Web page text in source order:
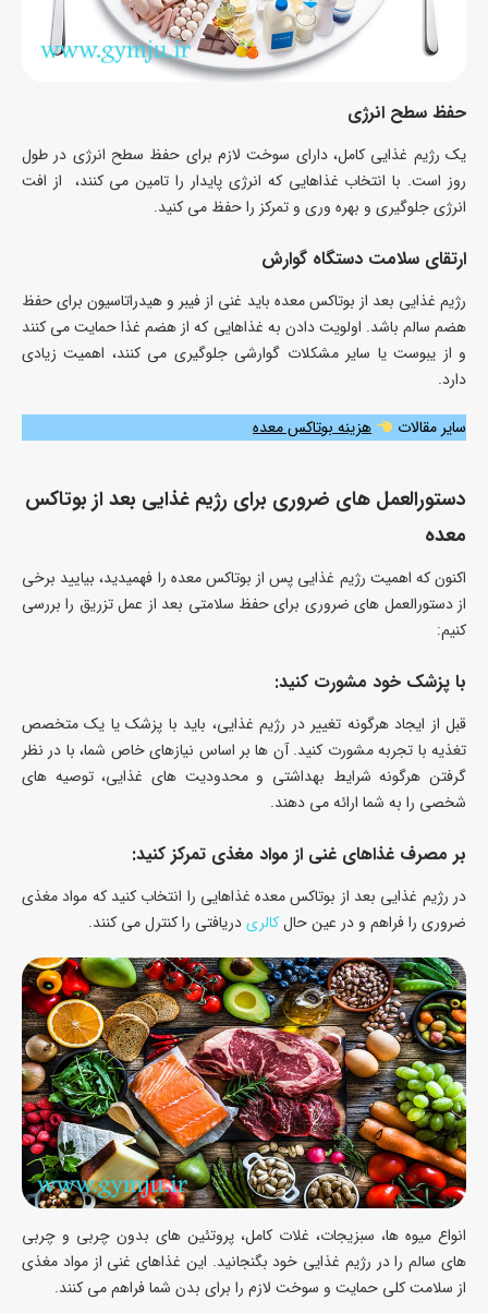
حفظ سطح انرژی
یک رژیم غذایی کامل، دارای سوخت لازم برای حفظ سطح انرژی در طول
روز است. با انتخاب غذاهایی که انرژی پایدار را تامین می کنند، از افت
انرژی جلوگیری و بهره وری و تمرکز را حفظ می کنید.
ارتقای سلامت دستگاه گوارش
رژیم غذایی بعد از بوتاکس معده باید غنی از فیبر و هیدراتاسیون برای حفظ
هضم سالم باشد. اولویت دادن به غذاهایی که از هضم غذا حمایت می کنند
و از یبوست یا سایر مشکلات گوارشی جلوگیری می کنند، اهمیت زیادی
دارد.
سایر مقالات
هزینه بوتاکس معده
دستورالعمل های ضروری برای رژیم غذایی بعد از بوتاکس
معده
اکنون که اهمیت رژیم غذایی پس از بوتاکس معده را فهمیدید، بیایید برخی
از دستورالعمل های ضروری برای حفظ سلامتی بعد از عمل تزریق را بررسی
کنیم:
با پزشک خود مشورت کنید:
قبل از ایجاد هرگونه تغییر در رژیم غذایی، باید با پزشک یا یک متخصص
تغذیه با تجربه مشورت کنید. آن‌ ها بر اساس نیازهای خاص شما، با در نظر
گرفتن هرگونه شرایط بهداشتی و محدودیت‌ های غذایی، توصیه‌ های
شخصی را به شما ارائه می دهند.
بر مصرف غذاهای غنی از مواد مغذی تمرکز کنید:
در رژیم غذایی بعد از بوتاکس معده غذاهایی را انتخاب کنید که مواد مغذی
ضروری را فراهم و در عین حالکالریدریافتی را کنترل می کنند.
انواع میوه ها، سبزیجات، غلات کامل، پروتئین های بدون چربی و چربی
های سالم را در رژیم غذایی خود بگنجانید. این غذاهای غنی از مواد مغذی
از سلامت کلی حمایت و سوخت لازم را برای بدن شما فراهم می کنند.